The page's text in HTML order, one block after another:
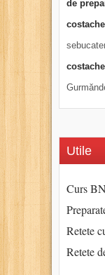
de
Utile
Curs
Retete
Retete